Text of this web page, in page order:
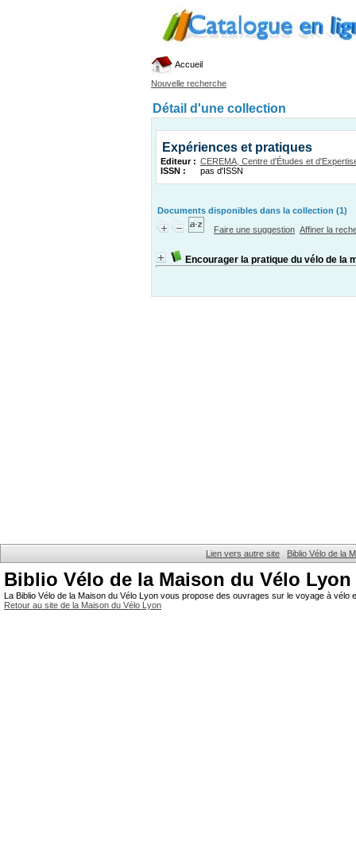
Accueil
Nouvelle recherche
Détail d'une collection
Expériences et pratiques
Editeur : CEREMA, Centre d'Études et
ISSN :
pas d'ISSN
Documents disponibles dans la collection (1)
Faire une suggestion Affiner la
Encourager la pratique du vélo de la
Lien vers autre site Biblio Vélo de la
Biblio Vélo de la Maison du Vélo Lyon
La Biblio Vélo de la Maison du Vélo Lyon vous propose des ouvrages sur le voyage à
Retour au site de la Maison du Vélo Lyon